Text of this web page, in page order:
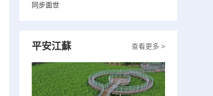
同步面世
查看更多 >
平安江蘇